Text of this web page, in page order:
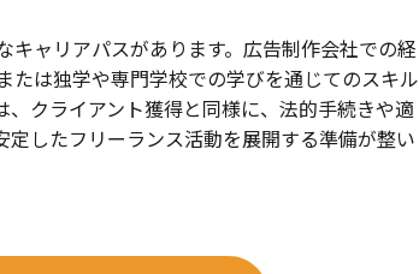
ャリアパスがあります。広告制作会社での経
は独学や専門学校での学びを通じてのスキル
クライアント獲得と同様に、法的手続きや適
したフリーランス活動を展開する準備が整い